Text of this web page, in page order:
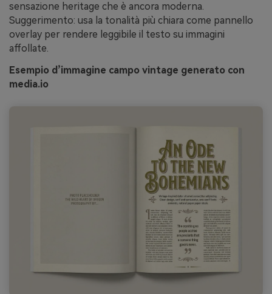
sensazione heritage che è ancora moderna.
Suggerimento: usa la tonalità più chiara come pannello
overlay per rendere leggibile il testo su immagini
affollate.
Esempio d’immagine campo vintage generato con
media.io